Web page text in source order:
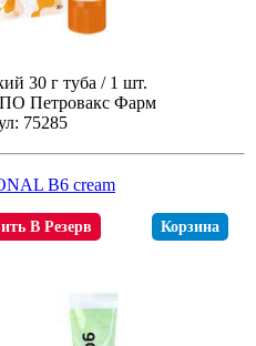
30 г туба / 1 шт.
Петровакс Фарм
75285
B6 cream
В Резерв Корзина